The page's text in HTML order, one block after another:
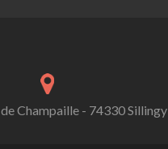
Champaille - 74330 Sillingy